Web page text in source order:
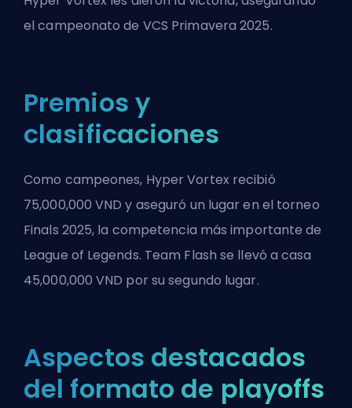
el campeonato de VCS Primavera 2025.
Premios y
clasificaciones
Como campeones, Hyper Vortex recibió
75,000,000 VND y aseguró un lugar en el torneo
Finals 2025, la competencia más importante de
League of Legends. Team Flash se llevó a casa
45,000,000 VND por su segundo lugar.
Aspectos destacados
del formato de playoffs